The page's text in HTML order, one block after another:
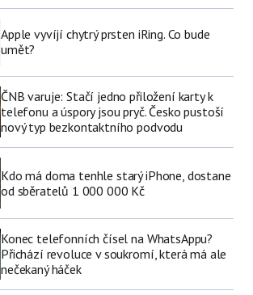
Apple vyvíjí chytrý prsten iRing. Co bude
umět?
ČNB varuje: Stačí jedno přiložení karty k
telefonu a úspory jsou pryč. Česko pustoší
nový typ bezkontaktního podvodu
Kdo má doma tenhle starý iPhone, dostane
od sběratelů 1 000 000 Kč
Konec telefonních čísel na WhatsAppu?
Přichází revoluce v soukromí, která má ale
nečekaný háček